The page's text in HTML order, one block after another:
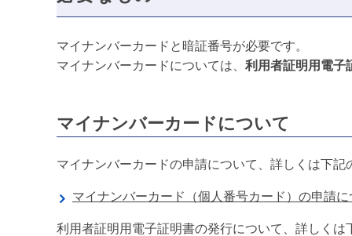
マイナンバーカードと暗証番号が必要です。
マイナンバーカードについては、 利用者証明用電子
マイナンバーカードについて
マイナンバーカードの申請について、詳しくは下記
マイナンバーカード（個人番号カード）の申請に
利用者証明用電子証明書の発行について、詳しく